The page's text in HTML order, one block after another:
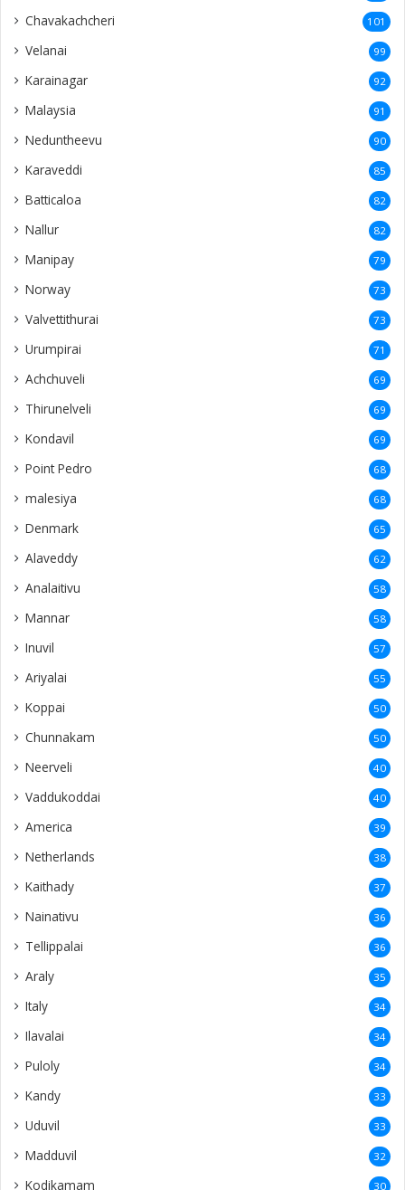
Chavakachcheri 101
Velanai 99
Karainagar 92
Malaysia 91
Neduntheevu 90
Karaveddi 85
Batticaloa 82
Nallur 82
Manipay 79
Norway 73
Valvettithurai 73
Urumpirai 71
Achchuveli 69
Thirunelveli 69
Kondavil 69
Point Pedro 68
malesiya 68
Denmark 65
Alaveddy 62
Analaitivu 58
Mannar 58
Inuvil 57
Ariyalai 55
Koppai 50
Chunnakam 50
Neerveli 40
Vaddukoddai 40
America 39
Netherlands 38
Kaithady 37
Nainativu 36
Tellippalai 36
Araly 35
Italy 34
Ilavalai 34
Puloly 34
Kandy 33
Uduvil 33
Madduvil 32
Kodikamam 30